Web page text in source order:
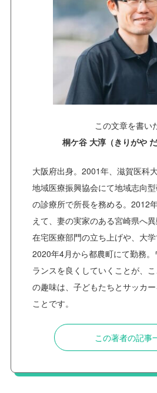
この文章を書い
桐ケ谷 大淳（きりがや
大阪府出身。2001年、滋賀医科
地域医療振興協会にて地域志向
の診療所で所長を務める。2012
えて、妻の実家のある宮崎県へ
在宅医療部門の立ち上げや、大学
2020年4月から都農町にて勤務
ランスを良くしていくことが、
の趣味は、子どもたちとサッカ
ことです。
この著者の記事